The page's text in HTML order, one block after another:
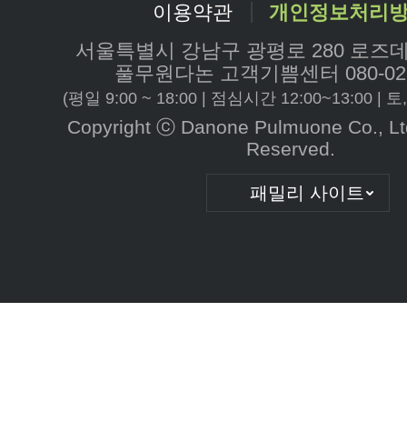
이용약관
개인정보처리
서울특별시 강남구 광평로 280 로즈
풀무원다논 고객기쁨센터 080-
(평일 9:00 ~ 18:00 | 점심시간 12:00~13:00 |
Copyright ⓒ Danone Pulmuone Co.,
Reserved.
패밀리 사이트